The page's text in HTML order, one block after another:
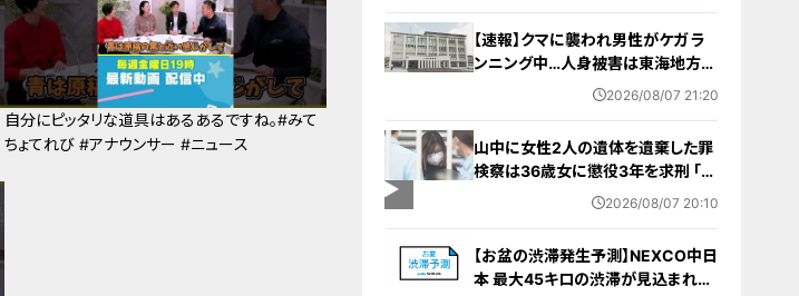
自分にピッタリな道具はあるあるですね。#みて
ちょてれび #アナウンサー #ニュース
【速報】クマに襲われ男性がケガ ラ
ンニング中…人身被害は東海地方で
今シーズン初めて 岐阜県高山市
2026/08/07 21:20
山中に女性2人の遺体を遺棄した罪
検察は36歳女に懲役3年を求刑 ｢遺
棄時に近くに居続けたこと自体が重
2026/08/07 20:10
【お盆の渋滞発生予測】NEXCO中日
本 最大45キロの渋滞が見込まれる